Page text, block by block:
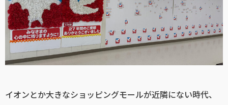
イオンとか大きなショッピングモールが近隣にない時代、